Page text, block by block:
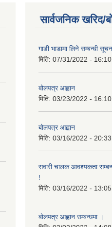
सार्वजनिक खरिद/
गाडी भाडामा लिने सम्बन्धी
मिति: 07/31/2022 - 16:10
बोलपत्र आह्वान
मिति: 03/23/2022 - 16:10
बोलपत्र आह्वान
मिति: 03/16/2022 - 20:33
सवारी चालक आवश्यकता
!
मिति: 03/16/2022 - 13:05
बोलपत्र आह्वान सम्बन्धमा ।